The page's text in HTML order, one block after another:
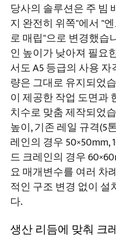
당사의 솔루션은 주 빔
지 완전히 위쪽"에서 "
로 매립"으로 변경했습
인 높이가 낮아져 필요
서도 A5 등급의 사용
량은 그대로 유지되었
이 제공한 작업 도면과
치수로 맞춤 제작되었
높이, 기존 레일 규격(5
레인의 경우 50×50mm,
드 크레인의 경우
요 매개변수를 여러 차
적인 구조 변경 없이 설
다.
생산 리듬에 맞춰 크